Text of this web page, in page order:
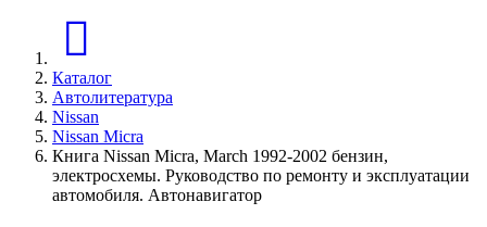
Каталог
Автолитература
Nissan
Nissan Micra
Книга Nissan Micra, March 1992-2002 бензин,
электросхемы. Руководство по ремонту и эксплуатации
автомобиля. Автонавигатор